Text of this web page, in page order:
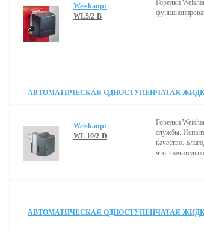
Weishaupt
WL5/2-B
Горелки
АВТОМАТИЧЕСКАЯ ОДНОСТУПЕНЧАТАЯ
Weishaupt
WL 10/2-D
Горелки
службы.
качество.
что
АВТОМАТИЧЕСКАЯ ОДНОСТУПЕНЧАТАЯ